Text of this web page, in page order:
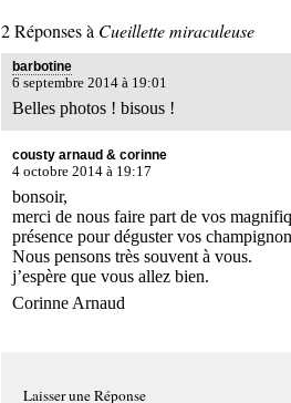
2 Réponses à Cueillette miraculeuse
barbotine
6 septembre 2014 à 19:01
Belles photos ! bisous !
cousty arnaud & corinne
4 octobre 2014 à 19:17
bonsoir,
merci de nous faire part de vos
présence pour déguster vos
Nous pensons très souvent à vous.
j’espère que vous allez bien.
Corinne Arnaud
Laisser une Réponse